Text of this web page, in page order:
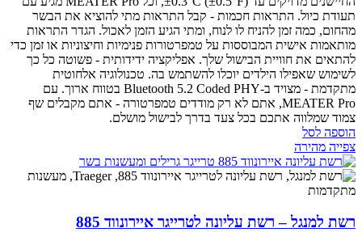
תעודת כיול. התראות חכמות - קבל התראות מתי להוציא את הבשר
מהחום, כמה זמן להניח לו לנוח, ומתי הגיע הזמן לאכול. הגדר התראות
מותאמות אישית המבוססות על טמפרטורות פנימיות וחיצוניות או זמן כדי
להתאים את חוויית הבישול שלך. אפליקציה ידידותית - פשוטה כל כך
לשימוש שאפילו הילדים יוכלו להשתמש בה. טכנולוגיה אלחוטית
מתקדמת - מצויד ב-Bluetooth 5.2 Coded PHY בטווח ארוך.
עם
MEATER Pro, אתם לא רק מודדים טמפרטורה - אתם מקבלים שף
צמוד שמלווה אתכם בכל צעד בדרך לבישול מושלם.
הוספה לסל
צפייה מהירה
רשת למנגל – רשת עליונה לטרייגר איירונווד 885